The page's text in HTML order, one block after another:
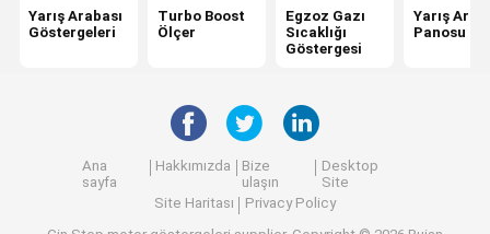
Yakıt Seviye Göstergesi
Yarış Arabası
Göstergeleri
Turbo Boost
Ölçer
Egzoz Gazı
Sıcaklığı
Göstergesi
Yarış
Panosu
Ana
sayfa
Hakkımızda
Bize
ulaşın
Desktop
Site
Site Haritası
Privacy Policy